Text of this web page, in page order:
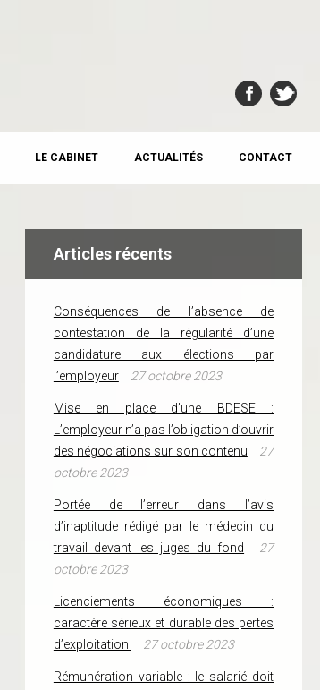
LE CABINET ACTUALITÉS CONTACT
Articles récents
Conséquences de l’absence de
contestation de la régularité d’une
candidature aux élections par
l’employeur
27 octobre 2023
Mise en place d’une BDESE :
L’employeur n’a pas l’obligation d’ouvrir
des négociations sur son contenu
27
octobre 2023
Portée de l’erreur dans l’avis
d’inaptitude rédigé par le médecin du
travail devant les juges du fond
27
octobre 2023
Licenciements économiques :
caractère sérieux et durable des pertes
d’exploitation
27 octobre 2023
Rémunération variable : le salarié doit